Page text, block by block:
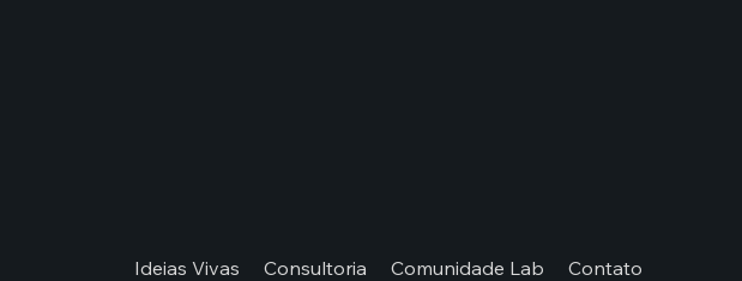
Ideias Vivas Consultoria Comunidade Lab Contato